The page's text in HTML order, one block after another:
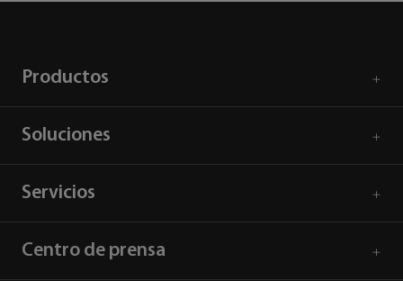
Productos
Soluciones
Servicios
Centro de prensa